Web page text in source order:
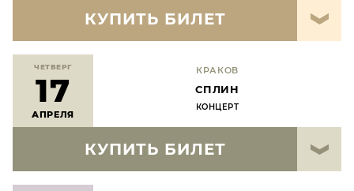
КУПИТЬ БИЛЕТ
ЧЕТВЕРГ
17
АПРЕЛЯ
КРАКОВ
СПЛИН
КОНЦЕРТ
КУПИТЬ БИЛЕТ